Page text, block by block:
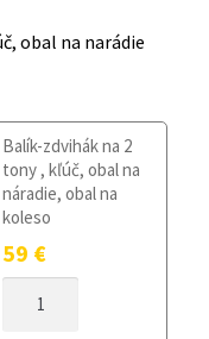
obal na narádie
Balík-zdvihák na 2
tony , kľúč, obal na
náradie, obal na
koleso
59 €
DOJAZDOVÉ